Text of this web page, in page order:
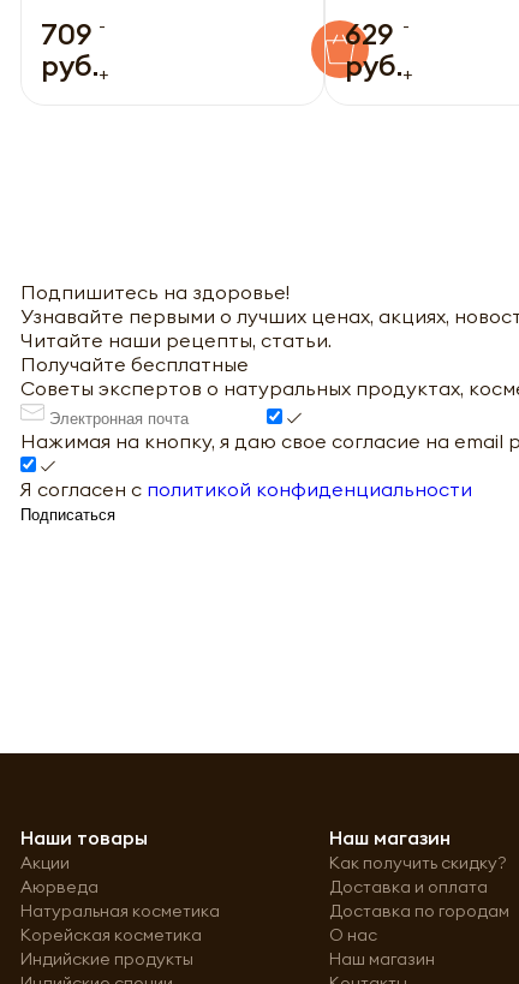
709
руб.
-
+
629
руб.
-
+
Подпишитесь на здоровье!
Узнавайте первыми о лучших ценах, акциях,
Читайте наши рецепты, статьи.
Получайте бесплатные
Советы экспертов о натуральных продуктах,
Нажимая на кнопку, я даю свое согласие на email
Я согласен с политикой конфиденциальности
Подписаться
Наши товары
Акции
Аюрведа
Натуральная косметика
Корейская косметика
Индийские продукты
Наш магазин
Как получить скидку?
Доставка и оплата
Доставка по городам
О нас
Наш магазин